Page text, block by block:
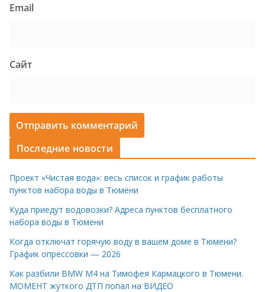
Email
Сайт
Последние новости
Проект «Чистая вода»: весь список и график работы
пунктов набора воды в Тюмени
Куда приедут водовозки? Адреса пунктов бесплатного
набора воды в Тюмени
Когда отключат горячую воду в вашем доме в Тюмени?
График опрессовки — 2026
Как разбили BMW M4 на Тимофея Кармацкого в Тюмени.
МОМЕНТ жуткого ДТП попал на ВИДЕО